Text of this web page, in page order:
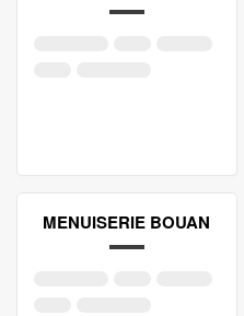
MENUISERIE BOUAN